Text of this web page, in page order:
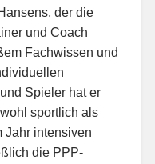
der die
und Coach
Fachwissen und
Spieler hat er
sportlich als
Jahr intensiven
die PPP-